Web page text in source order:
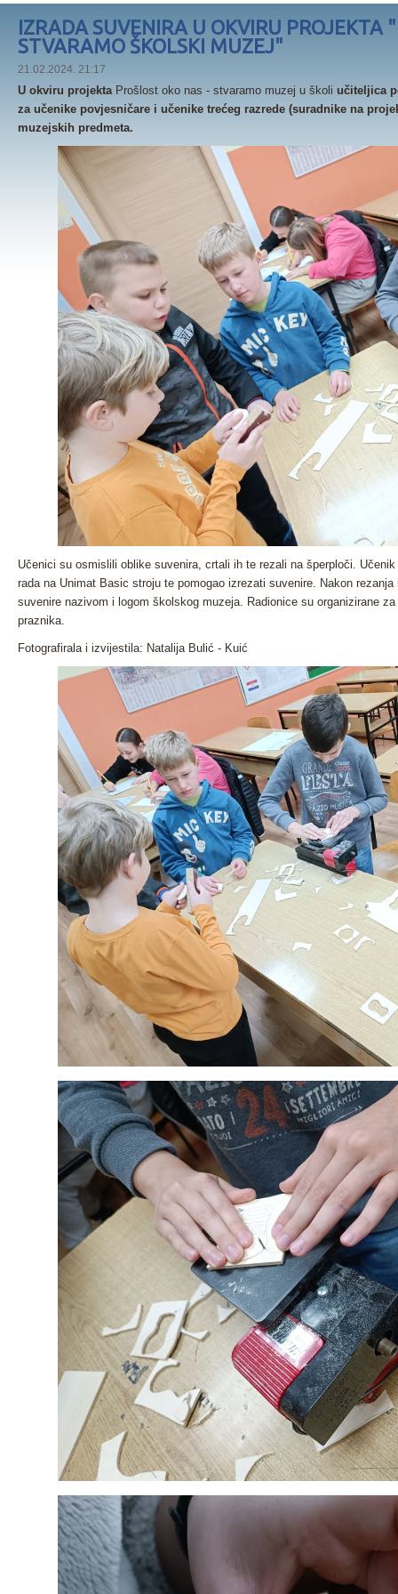
IZRADA SUVENIRA U OKVIRU PROJEKTA
STVARAMO ŠKOLSKI MUZEJ"
21.02.2024. 21:17
U okviru projekta Prošlost oko nas - stvaramo muzej u školi učiteljica
za učenike povjesničare i učenike trećeg razrede (suradnike na
muzejskih predmeta.
Učenici su osmislili oblike suvenira, crtali ih te rezali na šperploči.
rada na Unimat Basic stroju te pomogao izrezati suvenire. Nakon
suvenire nazivom i logom školskog muzeja. Radionice su organizirane
praznika.
Fotografirala i izvijestila: Natalija Bulić - Kuić